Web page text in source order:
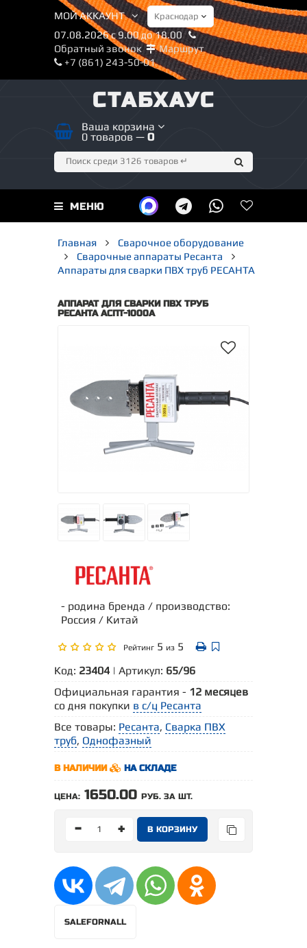
МОЙ АККАУНТ
07.08.2026 с 9.00 до 18.00
Обратный звонок
Маршрут
+7 (861) 243-50-01
СТАБХАУС
Ваша корзина
0 товаров — 0
МЕНЮ
Главная
Сварочное оборудование
Сварочные аппараты Ресанта
Аппараты для сварки ПВХ труб РЕСАНТА
АППАРАТ ДЛЯ СВАРКИ ПВХ ТРУБ
РЕСАНТА АСПТ-1000А
- родина бренда / производство:
Россия / Китай
Рейтинг 5 из 5
Код: 23404 | Артикул: 65/96
Официальная гарантия - 12 месяцев
со дня покупки в с/ц Ресанта
Все товары: Ресанта, Сварка ПВХ
труб, Однофазный
В НАЛИЧИИ НА СКЛАДЕ
ЦЕНА: 1650.00 РУБ. ЗА ШТ.
- +
SALEFORNALL